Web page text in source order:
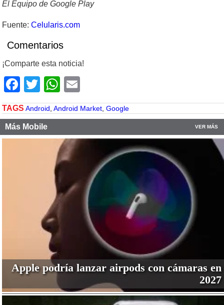
El Equipo de Google Play
Fuente: Celularis.com
Comentarios
¡Comparte esta noticia!
Facebook
TwitterWhatsApp
TAGS Android Android Market Google
Más Mobile VER MÁS
Apple podría lanzar airpods con cámaras en
2027